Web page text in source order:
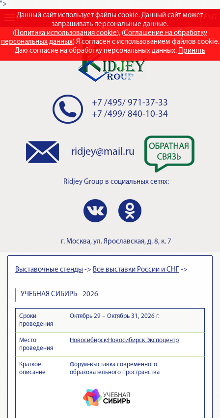
">
Данный сайт использует файлы cookie. Данный сайт может
запрашивать персональные данные.
(Политика использования cookie), (Соглашение на обработку
персональных данных) Я согласен с использованием файлов cookie.
Даю согласие на обработку персональных данных. Принять
RUS
+7 /495/ 971-37-33
+7 /499/ 840-10-34
ridjey@mail.ru
Ridjey Group в социальных сетях:
г. Москва, ул. Ярославская, д. 8, к. 7
Выставочные стенды -> Все выставки России и СНГ ->
УЧЕБНАЯ СИБИРЬ - 2026
Сроки
проведения
Октябрь 29 – Октябрь 31, 2026 г.
Место
проведения
Новосибирск;Новосибирск Экспоцентр
Краткое
описание
Форум-выставка современного
образовательного пространства